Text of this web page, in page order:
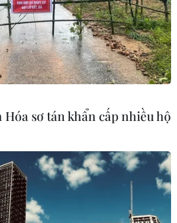
sơ tán khẩn cấp nhiều hộ